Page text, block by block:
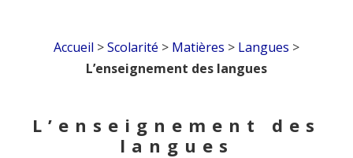
Accueil >Scolarité > Matières > Langues >
L’enseignement des langues
L’enseignement des
langues